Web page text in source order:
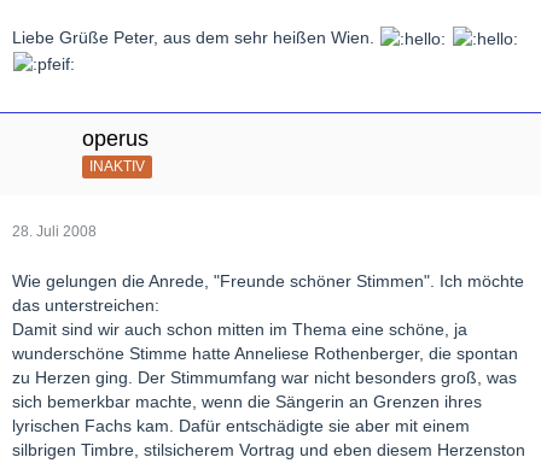
Also Hut ab vor der alten Dame.
Liebe Grüße Peter, aus dem sehr heißen Wien.
operus
INAKTIV
28. Juli 2008
Wie gelungen die Anrede, "Freunde schöner Stimmen". Ich möchte
das unterstreichen:
Damit sind wir auch schon mitten im Thema eine schöne, ja
wunderschöne Stimme hatte Anneliese Rothenberger, die spontan
zu Herzen ging. Der Stimmumfang war nicht besonders groß, was
sich bemerkbar machte, wenn die Sängerin an Grenzen ihres
lyrischen Fachs kam. Dafür entschädigte sie aber mit einem
silbrigen Timbre, stilsicherem Vortrag und eben diesem Herzenston